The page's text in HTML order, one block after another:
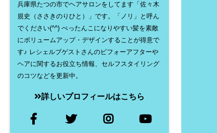
兵庫県たつの市でヘアサロンをしてます「佐々木
規史（ささきのりひと）」です。「ノリ」と呼ん
でください(^^) ぺったんこになりやすい髪を素敵
にボリュームアップ・デザインすることが得意で
す♪ レシェルブゲストさんのビフォーアフターや
ヘアに関するお役立ち情報、セルフスタイリング
のコツなどを更新中。
詳しいプロフィールはこちら